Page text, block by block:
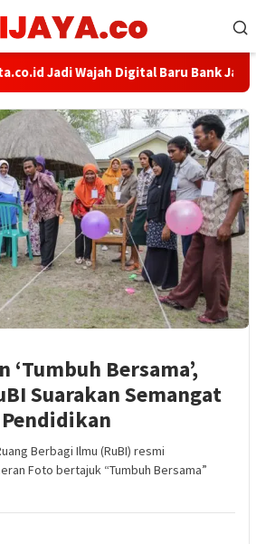
Jadi Wajah Digital Baru Bank
‘Tumbuh Bersama’,
Suarakan Semangat
Berbagi Ilmu (RuBI) resmi
Foto bertajuk “Tumbuh Bersama”